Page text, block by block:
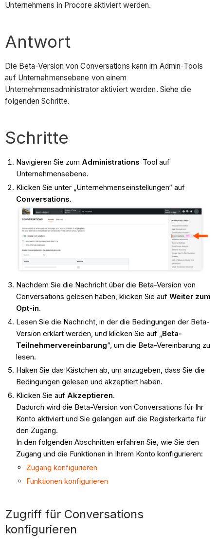
Unternehmens in Procore aktiviert werden.
Antwort
Die Beta-Version von Conversations kann im Admin-Tools
auf Unternehmensebene von einem
Unternehmensadministrator aktiviert werden. Siehe die
folgenden Schritte.
Schritte
Navigieren Sie zum Administrations-Tool auf
Unternehmensebene.
Klicken Sie unter „Unternehmenseinstellungen“ auf
Conversations.
Nachdem Sie die Nachricht über die Beta-Version von
Conversations gelesen haben, klicken Sie auf Weiter zum
Opt-in.
Lesen Sie die Nachricht, in der die Bedingungen der Beta-
Version erklärt werden, und klicken Sie auf „ Beta-
Teilnehmervereinbarung“, um die Beta-Vereinbarung zu
lesen.
Haken Sie das Kästchen ab, um anzugeben, dass Sie die
Bedingungen gelesen und akzeptiert haben.
Klicken Sie auf Akzeptieren.
Dadurch wird die Beta-Version von Conversations für Ihr
Konto aktiviert und Sie gelangen auf die Registerkarte für
den Zugang.
In den folgenden Abschnitten erfahren Sie, wie Sie den
Zugang und die Funktionen in Ihrem Konto konfigurieren:
Zugang konfigurieren
Funktionen konfigurieren
Zugriff für Conversations
konfigurieren